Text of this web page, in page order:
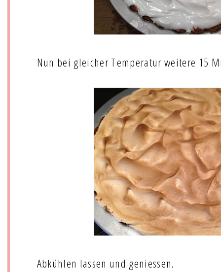
Nun bei gleicher Temperatur weitere 15
Abkühlen lassen und geniessen.